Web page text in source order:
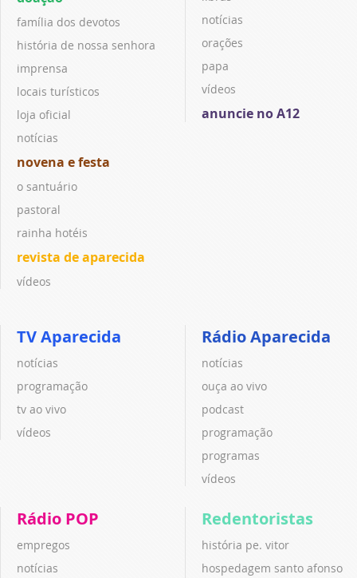
família dos devotos
história de nossa senhora
imprensa
locais turísticos
loja oficial
notícias
novena e festa
o santuário
pastoral
rainha hotéis
revista de aparecida
vídeos
notícias
orações
papa
vídeos
anuncie no A12
TV Aparecida
notícias
programação
tv ao vivo
vídeos
Rádio Aparecida
notícias
ouça ao vivo
podcast
programação
programas
vídeos
Rádio POP
empregos
notícias
Redentoristas
história pe. vitor
hospedagem santo afonso